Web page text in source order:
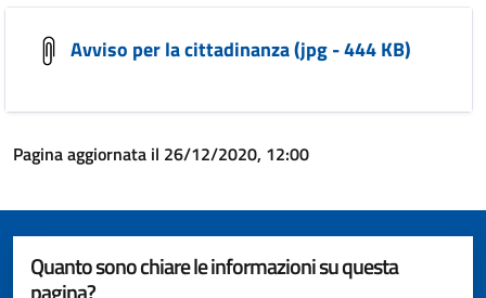
Avviso per la cittadinanza (jpg - 444 KB)
Pagina aggiornata il 26/12/2020, 12:00
Quanto sono chiare le informazioni su questa